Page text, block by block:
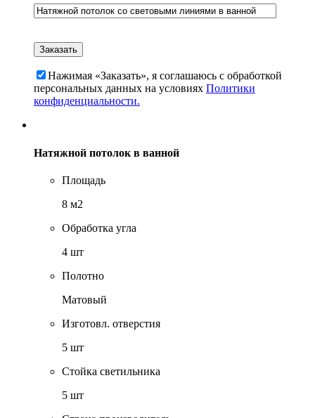
Нажимая «Заказать», я соглашаюсь c обработкой
персональных данных на условиях Политики
конфиденциальности.
Натяжной потолок в ванной
Площадь
8 м2
Обработка угла
4 шт
Полотно
Матовый
Изготовл. отверстия
5 шт
Стойка светильника
5 шт